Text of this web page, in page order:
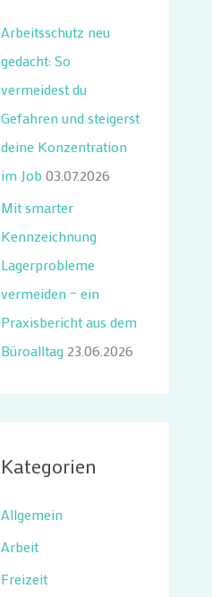
n
a
c
h
:
Arbeitsschutz neu
gedacht: So
vermeidest du
Gefahren und steigerst
deine Konzentration
im Job 03.07.2026
Mit smarter
Kennzeichnung
Lagerprobleme
vermeiden – ein
Praxisbericht aus dem
Büroalltag 23.06.2026
Kategorien
Allgemein
Arbeit
Freizeit